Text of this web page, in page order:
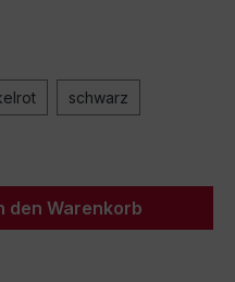
schwarz
den
den Warenkorb